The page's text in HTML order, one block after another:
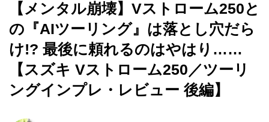
【メンタル崩壊】Vストローム250と
の『AIツーリング』は落とし穴だら
け!? 最後に頼れるのはやはり……
【スズキ Vストローム250／ツーリ
ングインプレ・レビュー 後編】